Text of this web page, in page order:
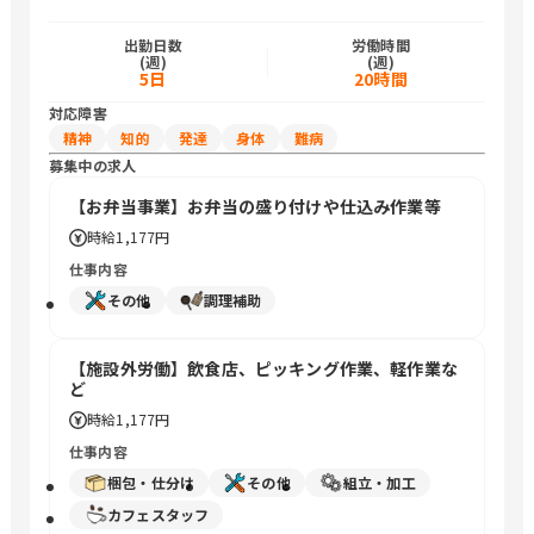
出勤日数
(週)
5日
労働時間
(週)
20時間
対応障害
精神
知的 発達 身体
難病
募集中の求人
【お弁当事業】お弁当の盛り付けや仕込み作業等
時給1,177円
仕事内容
その他
調理補助
【施設外労働】飲食店、ピッキング作業、軽作業な
ど
時給1,177円
仕事内容
梱包・仕分け
その他
組立・加工
カフェスタッフ